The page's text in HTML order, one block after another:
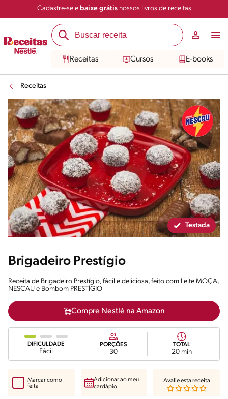
Cadastre-se e baixe grátisnossos livros de receitas
Receitas Cursos E-books
Receitas
Salvar Compartilhar
Testada
Brigadeiro Prestígio
Receita de Brigadeiro Prestígio, fácil e deliciosa, feito com Leite MOÇA,
NESCAU e Bombom PRESTÍGIO
Compre Nestlé na Amazon
DIFICULDADE
Fácil
PORÇÕES
30
TOTAL
20 min
Marcar como
feita
Adicionar ao meu
cardápio
Avalie esta receita